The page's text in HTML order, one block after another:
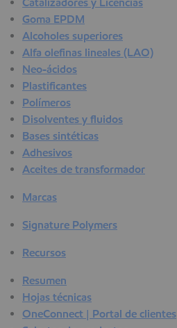
Goma EPDM
Alcoholes superiores
Alfa olefinas lineales (LAO)
Neo-ácidos
Plastificantes
Polímeros
Disolventes y fluidos
Bases sintéticas
Adhesivos
Aceites de transformador
Marcas
Signature Polymers
Recursos
Resumen
Hojas técnicas
OneConnect | Portal de clientes